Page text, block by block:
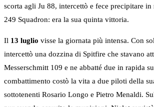
scorta agli Ju 88, intercettò e fece precipitare
249 Squadron: era la sua quinta vittoria.
Il 13 luglio visse la giornata più intensa. Con
intercettò una dozzina di Spitfire che stavano
Messerschmitt 109 e ne abbatté due in rapida
combattimento costò la vita a due piloti della
sottotenenti Rosario Longo e Pietro Menaldi.